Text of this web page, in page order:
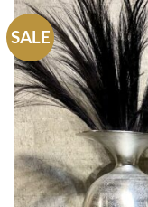
SALE